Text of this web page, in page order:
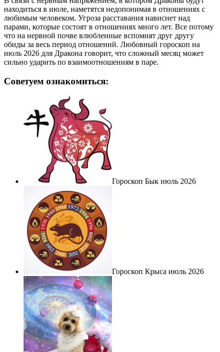
находиться в июле, наметятся недопонимая в отношениях с
любимым человеком. Угроза расставания нависнет над
парами, которые состоят в отношениях много лет. Все потому
что на нервной почве влюбленные вспомнят друг другу
обиды за весь период отношений. Любовный гороскоп на
июль 2026 для Дракона говорит, что сложный месяц может
сильно ударить по взаимоотношениям в паре.
Советуем ознакомиться:
Гороскоп Бык июль 2026
Гороскоп Крыса июль 2026